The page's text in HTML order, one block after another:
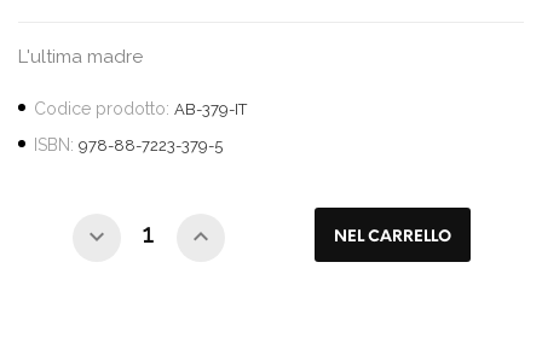
L'ultima madre
Codice prodotto: AB-379-IT
ISBN: 978-88-7223-379-5
NEL CARRELLO